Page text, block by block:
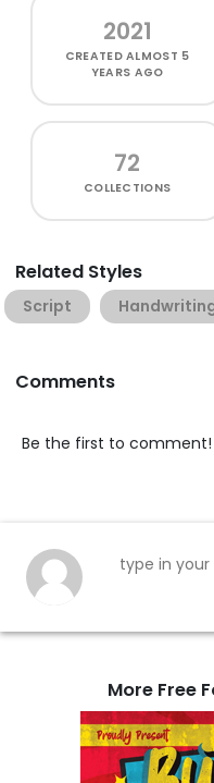
2021
CREATEDALMOST 5
YEARS AGO
72
COLLECTIONS
Related Styles
Script
Comments
Be the first to comment!
More Free